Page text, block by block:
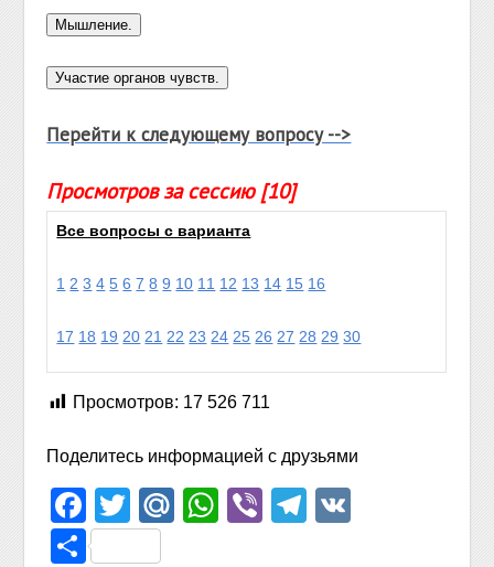
Перейти к следующему вопросу -->
Просмотров за сессию [10]
Все вопросы с варианта
1 2 3 4 5 6 7 8 9 10 11 12 13 14 15 16
17 18 19 20 21 22 23 24 25 26 27 28 29 30
Просмотров: 17 526 711
Поделитесь информацией с друзьями
Facebook
TwitterMail.Ru
WhatsApp
ViberTelegram
Отправить